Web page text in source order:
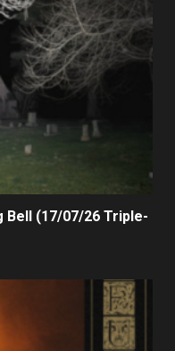
Bell (17/07/26 Triple-